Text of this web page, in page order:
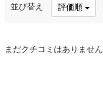
並び替え 評価順
まだクチコミはありません